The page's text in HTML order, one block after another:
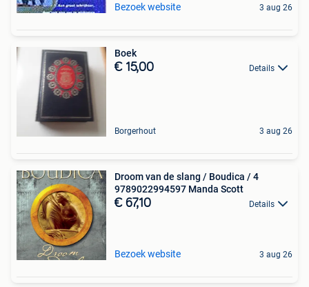
Bezoek website 3 aug 26
Boek
€ 15,00 Details
Borgerhout 3 aug 26
Droom van de slang / Boudica / 4
9789022994597 Manda Scott
€ 67,10 Details
Bezoek website 3 aug 26